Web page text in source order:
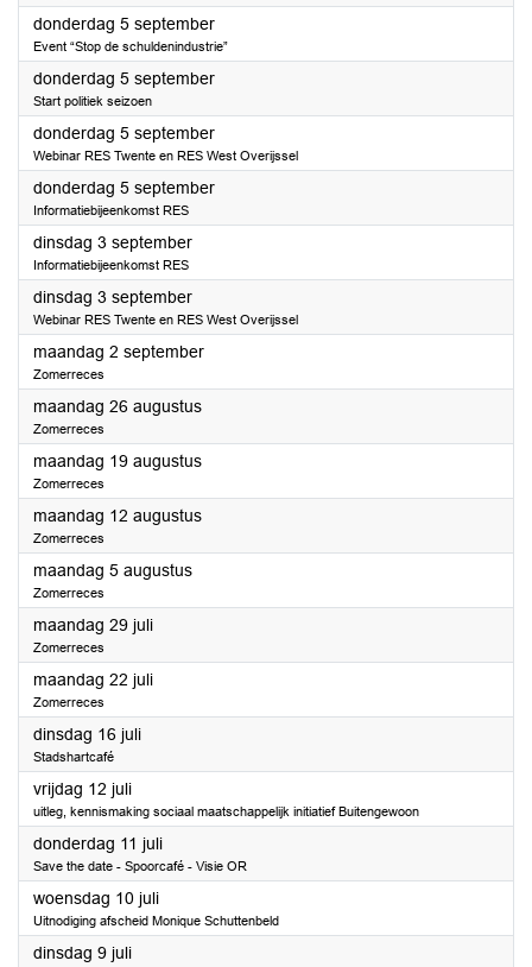
donderdag 5 september2024
Event “Stop de schuldenindustrie”
donderdag 5 september2024
Start politiek seizoen
donderdag 5 september2024
Webinar RES Twente en RES West Overijssel
donderdag 5 september2024
Informatiebijeenkomst RES
dinsdag 3 september2024
Informatiebijeenkomst RES
dinsdag 3 september2024
Webinar RES Twente en RES West Overijssel
maandag 2 september2024
Zomerreces
maandag 26 augustus2024
Zomerreces
maandag 19 augustus2024
Zomerreces
maandag 12 augustus2024
Zomerreces
maandag 5 augustus2024
Zomerreces
maandag 29 juli2024
Zomerreces
maandag 22 juli2024
Zomerreces
dinsdag 16 juli2024
Stadshartcafé
vrijdag 12 juli2024
uitleg, kennismaking sociaal maatschappelijk initiatief Buitengewoon
donderdag 11 juli2024
Save the date - Spoorcafé - Visie OR
woensdag 10 juli2024
Uitnodiging afscheid Monique Schuttenbeld
dinsdag 9 juli2024